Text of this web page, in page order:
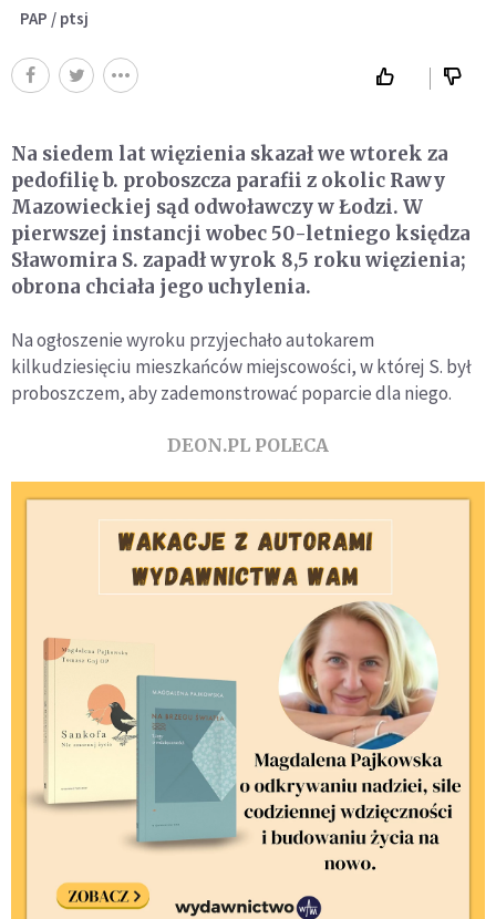
PAP / ptsj
Na siedem lat więzienia skazał we wtorek za
pedofilię b. proboszcza parafii z okolic Rawy
Mazowieckiej sąd odwoławczy w Łodzi. W
pierwszej instancji wobec 50-letniego księdza
Sławomira S. zapadł wyrok 8,5 roku więzienia;
obrona chciała jego uchylenia.
Na ogłoszenie wyroku przyjechało autokarem
kilkudziesięciu mieszkańców miejscowości, w której S. był
proboszczem, aby zademonstrować poparcie dla niego.
DEON.PL POLECA